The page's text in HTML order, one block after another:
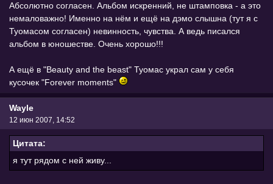
Абсолютно согласен. Альбом искренний, не штамповка - а это
немаловажно! Именно на нём и ещё на дэмо слышна (тут я с
Туомасом согласен) невинность, чувства. А ведь писался
альбом в юношестве. Очень хорошо!!!
А ещё в "Beauty and the beast" Туомас украл сам у себя
кусочек "Forever moments"
Wayle
12 июн 2007, 14:52
Цитата:
я тут рядом с ней живу...